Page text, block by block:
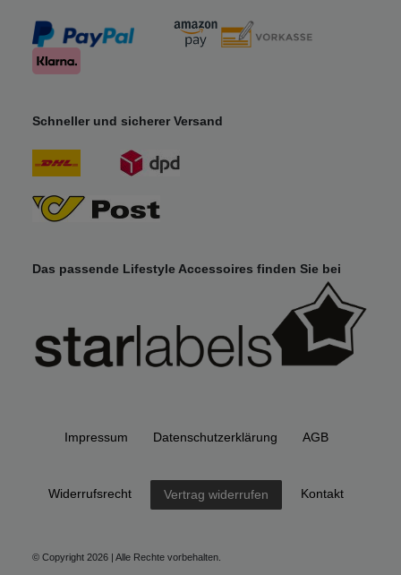
Schneller und sicherer Versand
Das passende Lifestyle Accessoires finden Sie bei
Impressum Daten­schutz­erklärung AGB
Widerrufs­recht Vertrag widerrufen Kontakt
© Copyright 2026 | Alle Rechte vorbehalten.